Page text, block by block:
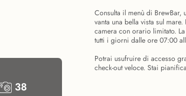
38
Consulta il menù di
vanta una bella vista sul
camera con orario limitato.
tutti i giorni dalle ore 07:00
Potrai usufruire di accesso
check-out veloce. Stai